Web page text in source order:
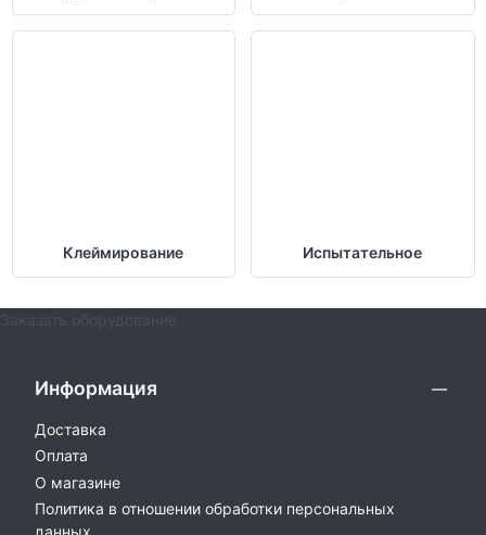
Клеймирование Испытательное
Информация
Доставка
Оплата
О магазине
Политика в отношении обработки персональных